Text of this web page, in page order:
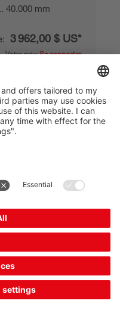
40.000 mm
3 962,00 $ US*
Votre prix:Se connecter
d'env. 10 jours ouvrables
Demander